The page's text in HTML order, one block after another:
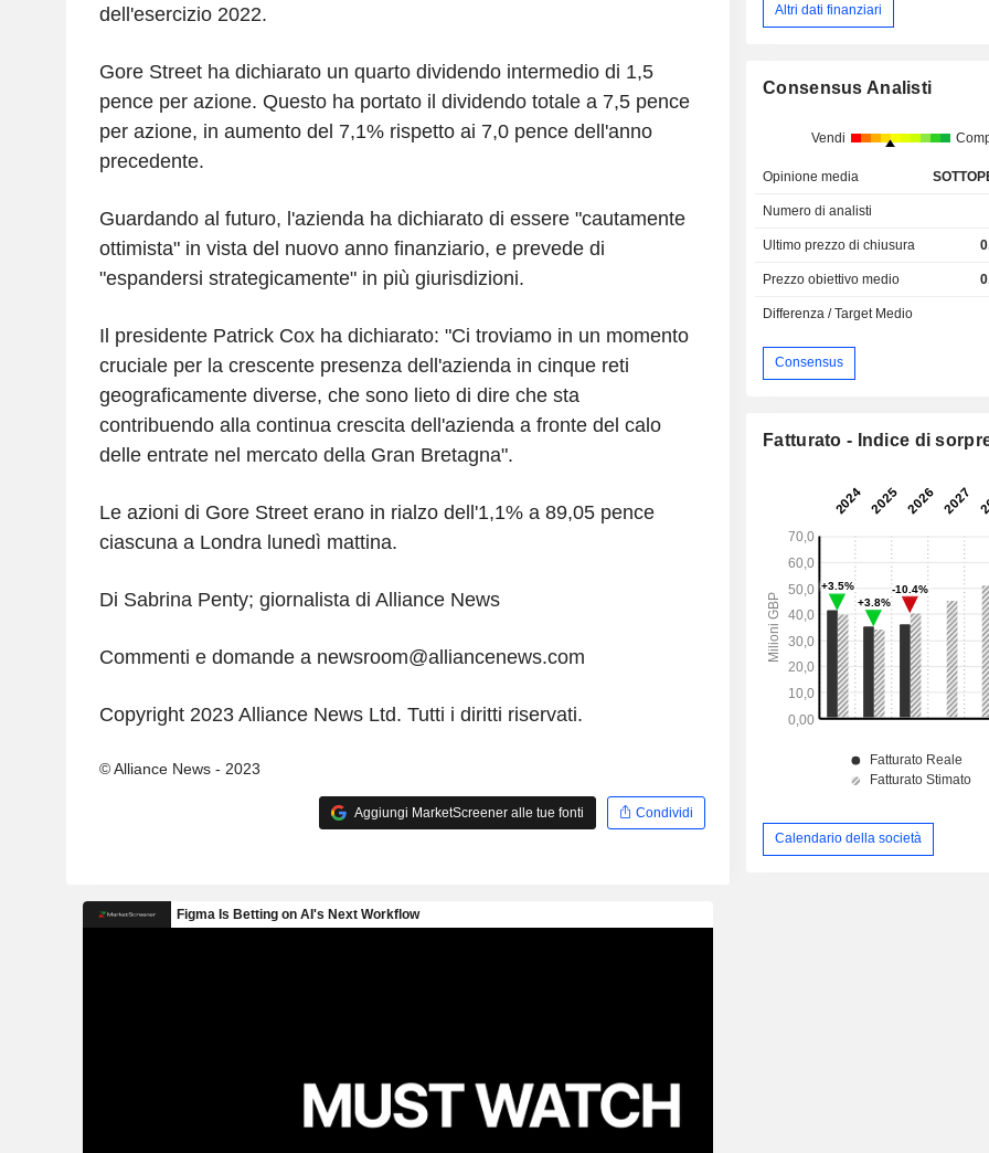
dell'esercizio 2022.
Gore Street ha dichiarato un quarto dividendo intermedio di 1,5
pence per azione. Questo ha portato il dividendo totale a 7,5 pence
per azione, in aumento del 7,1% rispetto ai 7,0 pence dell'anno
precedente.
Guardando al futuro, l'azienda ha dichiarato di essere "cautamente
ottimista" in vista del nuovo anno finanziario, e prevede di
"espandersi strategicamente" in più giurisdizioni.
Il presidente Patrick Cox ha dichiarato: "Ci troviamo in un momento
cruciale per la crescente presenza dell'azienda in cinque reti
geograficamente diverse, che sono lieto di dire che sta
contribuendo alla continua crescita dell'azienda a fronte del calo
delle entrate nel mercato della Gran Bretagna".
Le azioni di Gore Street erano in rialzo dell'1,1% a 89,05 pence
ciascuna a Londra lunedì mattina.
Di Sabrina Penty; giornalista di Alliance News
Commenti e domande a newsroom@alliancenews.com
Copyright 2023 Alliance News Ltd. Tutti i diritti riservati.
© Alliance News - 2023
Aggiungi MarketScreener alle tue fonti Condividi
Altri dati finanziari
Consensus Analisti
Vendi
Opinione media
Numero di analisti
Ultimo prezzo di chiusura
Prezzo obiettivo medio
Differenza / Target Medio
Consensus
Fatturato - Indice di
Calendario della società